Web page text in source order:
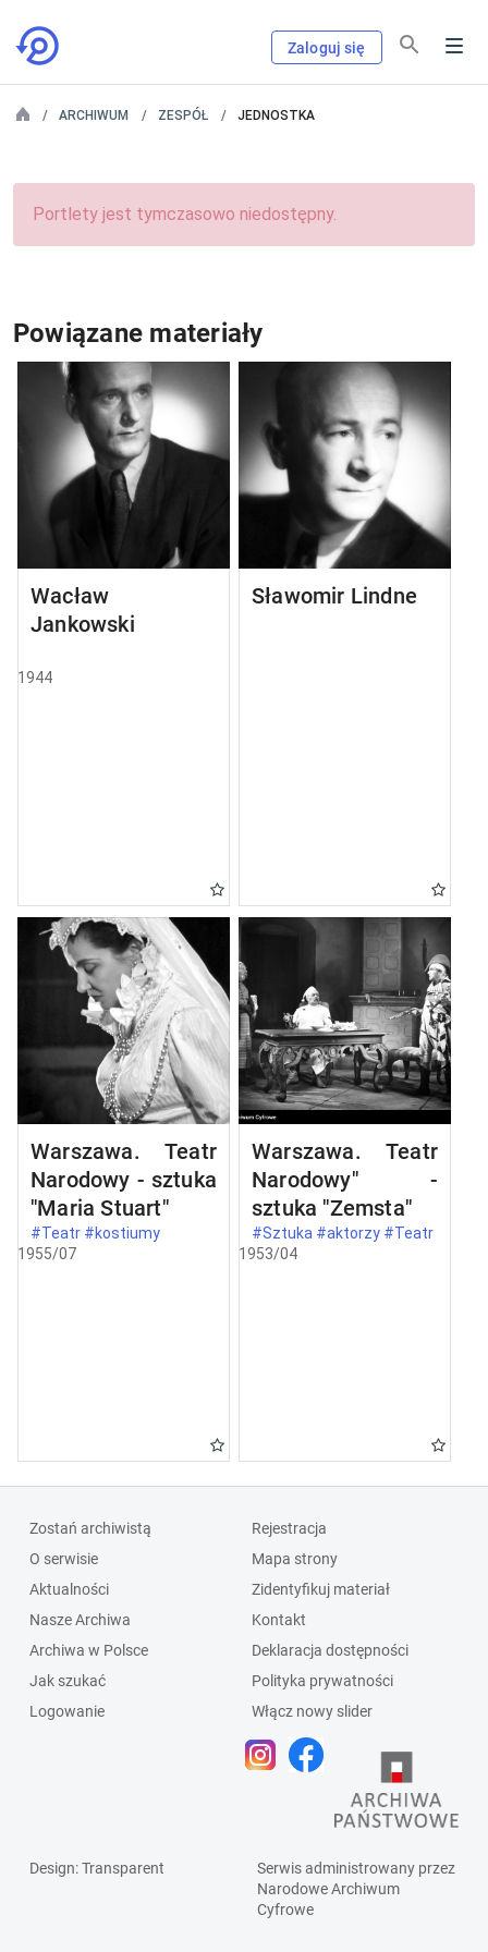
Zaloguj się
ARCHIWUM ZESPÓŁ JEDNOSTKA
Portlety jest tymczasowo niedostępny.
Powiązane materiały
Wacław
Jankowski
1944
Sławomir Lindner
Warszawa. Teatr
Narodowy - sztuka
"Maria Stuart"
#Teatr #kostiumy
1955/07
Warszawa. Teatr
Narodowy" -
sztuka "Zemsta"
#Sztuka #aktorzy #Teatr
1953/04
Zostań archiwistą
O serwisie
Aktualności
Nasze Archiwa
Archiwa w Polsce
Jak szukać
Logowanie
Rejestracja
Mapa strony
Zidentyfikuj materiał
Kontakt
Deklaracja dostępności
Polityka prywatności
Włącz nowy slider
Design: Transparent
Serwis administrowany przez
Narodowe Archiwum
Cyfrowe